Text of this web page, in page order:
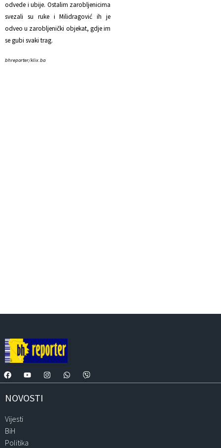
odvede i ubije. Ostalim zarobljenicima
svezali su ruke i Milidragović ih je
odveo u zarobljenički objekat, gdje im
se gubi svaki trag.
bhreporter/klix.ba
NOVOSTI
Vijesti
BiH
Politika